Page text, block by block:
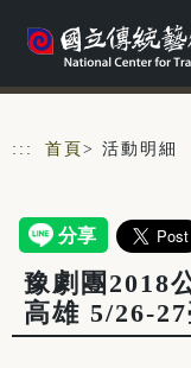
::: 首頁 > 活動明細
豫劇團2018
高雄 5/26-